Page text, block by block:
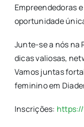
Empreendedoras e
oportunidade
Junte-se a nós na
dicas valiosas,
Vamos juntas
feminino em
Inscrições: https://